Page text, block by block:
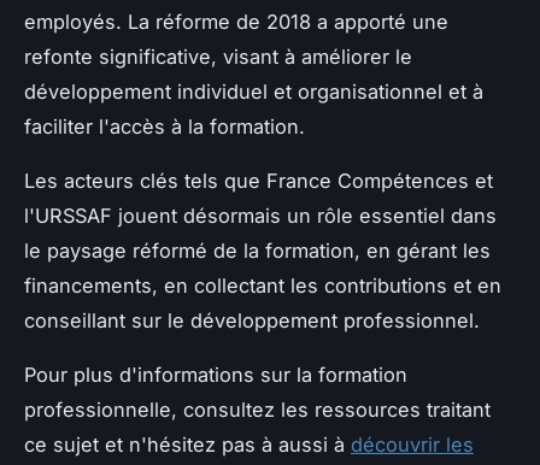
employés. La réforme de 2018 a apporté une
refonte significative, visant à améliorer le
développement individuel et organisationnel et à
faciliter l'accès à la formation.
Les acteurs clés tels que France Compétences et
l'URSSAF jouent désormais un rôle essentiel dans
le paysage réformé de la formation, en gérant les
financements, en collectant les contributions et en
conseillant sur le développement professionnel.
Pour plus d'informations sur la formation
professionnelle, consultez les ressources traitant
ce sujet et n'hésitez pas à aussi à découvrir les